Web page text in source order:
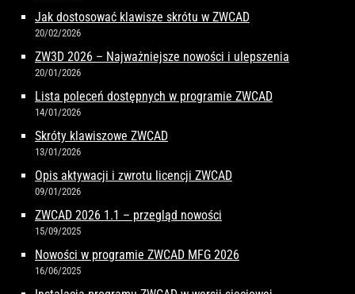
Jak dostosować klawisze skrótu w ZWCAD
20/02/2026
ZW3D 2026 – Najważniejsze nowości i ulepszenia
20/01/2026
Lista poleceń dostępnych w programie ZWCAD
14/01/2026
Skróty klawiszowe ZWCAD
13/01/2026
Opis aktywacji i zwrotu licencji ZWCAD
09/01/2026
ZWCAD 2026 1.1 – przegląd nowości
15/09/2025
Nowości w programie ZWCAD MFG 2026
16/06/2025